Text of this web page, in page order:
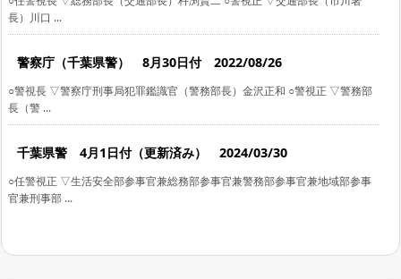
長）川口 ...
警察庁（千葉県警） 8月30日付 2022/08/26
○警視長 ▽警察庁刑事局犯罪鑑識官（警務部長）金沢正和 ○警視正 ▽警務部
長（警 ...
千葉県警 4月1日付（更新済み） 2024/03/30
○任警視正 ▽生活安全部参事官兼総務部参事官兼警務部参事官兼地域部参事
官兼刑事部 ...